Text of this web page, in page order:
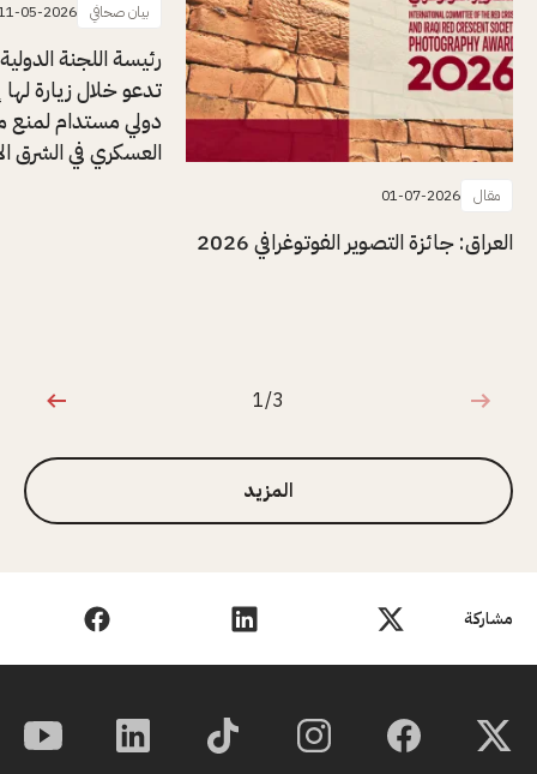
مشاركة
مقال 01-07-2026
العراق: جائزة التصوير الفوتوغرافي 2026
بيان صحافي 05-2026
رئيسة اللجنة
تدعو خلال زيارة لها
دولي مستدام لمنع
العسكري في الشرق
1 من 3
1/3
المزيد